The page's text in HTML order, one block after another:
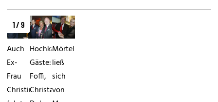
1 / 9
Auch
Ex-
Frau
Christina
Hochkarätige
Gäste:
Foffi,
Christa
Mörtel
ließ
sich
von